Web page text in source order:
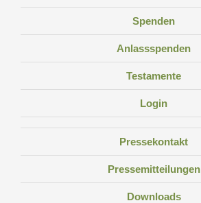
Spenden
Anlassspenden
Testamente
Login
Pressekontakt
Pressemitteilungen
Downloads